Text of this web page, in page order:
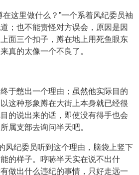
在这里做什么？”一个系着风纪委员袖
；也不能责怪对方误会，原因是因
面三个扣子，蹲在地上用死鱼眼东
真的太像一个不良了。
于憋出一个理由；虽然他实际目的
这种形象蹲在大街上本身就已经很
的说出来的话，即使没有得手也会
属支部去询问半天吧。
风纪委员听到这个理由，脑袋上竖下
的样子。哼哧半天实在说不出什
做出什么违纪的事情，只好走远一